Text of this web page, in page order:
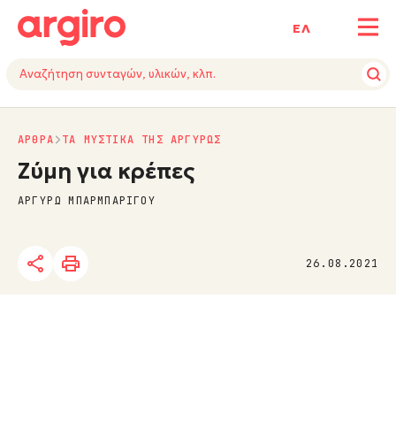
ΕΛ
26.08.2021
ΑΡΘΡΑ ΤΑ ΜΥΣΤΙΚΑ ΤΗΣ ΑΡΓΥΡΩΣ
Ζύμη για κρέπες
ΑΡΓΥΡΩ ΜΠΑΡΜΠΑΡΙΓΟΥ